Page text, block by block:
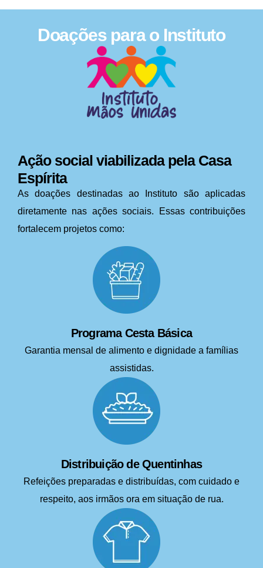
Doações para o Instituto
Ação social viabilizada pela Casa
Espírita
As doações destinadas ao Instituto são aplicadas
diretamente nas ações sociais. Essas contribuições
fortalecem projetos como:
Programa Cesta Básica
Garantia mensal de alimento e dignidade a famílias
assistidas.
Distribuição de Quentinhas
Refeições preparadas e distribuídas, com cuidado e
respeito, aos irmãos ora em situação de rua.